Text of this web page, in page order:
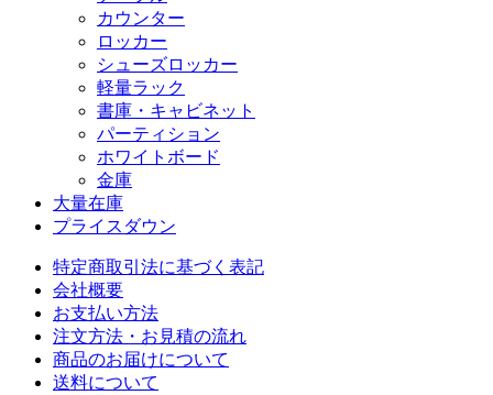
カウンター
ロッカー
シューズロッカー
軽量ラック
書庫・キャビネット
パーティション
ホワイトボード
金庫
大量在庫
プライスダウン
特定商取引法に基づく表記
会社概要
お支払い方法
注文方法・お見積の流れ
商品のお届けについて
送料について